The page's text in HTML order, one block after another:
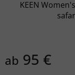
KEEN
ab 95 €